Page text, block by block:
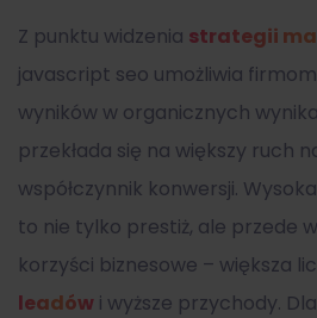
Z punktu widzenia strategii
javascript seo umożliwia
wyników w organicznych
przekłada się na większy ruch
współczynnik konwersji. Wysoka
to nie tylko prestiż, ale przede
korzyści biznesowe – większa
leadów i wyższe przychody.